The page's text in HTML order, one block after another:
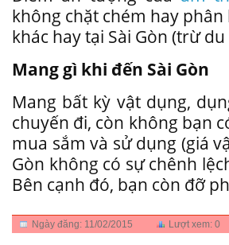
không chặt chém hay
khác hay tại Sài Gòn (trừ
Mang gì khi đến Sài Gòn
Mang bất kỳ vật dụng,
chuyến đi, còn không bạn
mua sắm và sử dụng (giá
Gòn không có sự chênh
Bên cạnh đó, bạn còn đỡ
Ngày đăng: 11/02/2015 Lượt xem: 0